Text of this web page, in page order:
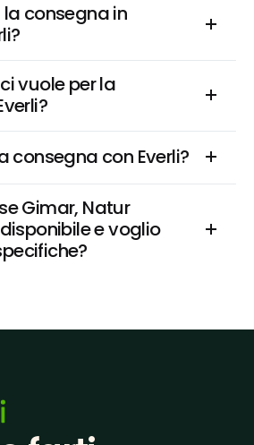
consegna in
vuole per la
consegna con Everli?
Gimar, Natur
e voglio